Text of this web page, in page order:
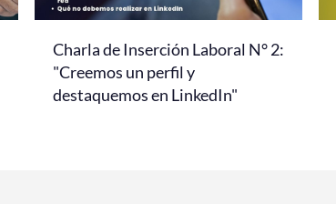
Charla de Inserción Laboral N° 2:
"Creemos un perfil y
destaquemos en LinkedIn"